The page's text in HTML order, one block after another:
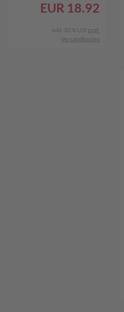
EUR 18.92
inkl. 20 % USt zzgl.
Versandkosten